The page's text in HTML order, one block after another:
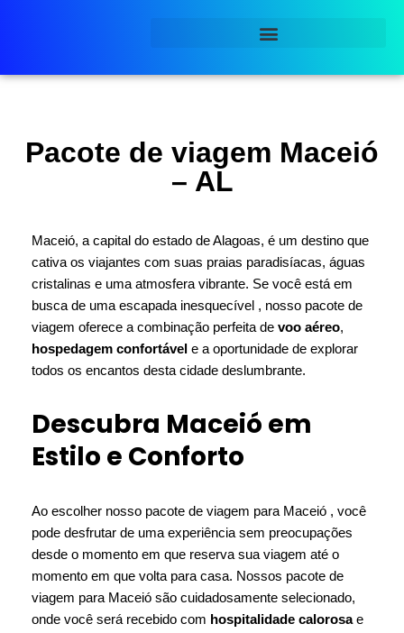
Pacote de viagem Maceió
– AL
Maceió, a capital do estado de Alagoas, é um destino que
cativa os viajantes com suas praias paradisíacas, águas
cristalinas e uma atmosfera vibrante. Se você está em
busca de uma escapada inesquecível , nosso pacote de
viagem oferece a combinação perfeita de voo aéreo,
hospedagem confortável e a oportunidade de explorar
todos os encantos desta cidade deslumbrante.
Descubra Maceió em
Estilo e Conforto
Ao escolher nosso pacote de viagem para Maceió , você
pode desfrutar de uma experiência sem preocupações
desde o momento em que reserva sua viagem até o
momento em que volta para casa. Nossos pacote de
viagem para Maceió são cuidadosamente selecionado,
onde você será recebido com hospitalidade calorosae